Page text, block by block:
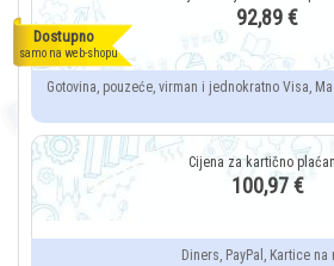
Dostupno
samo na web-shopu
92,89 €
Gotovina, pouzeće, virman i jednokratno Visa,
100,97 €
Diners, PayPal, Kartice na